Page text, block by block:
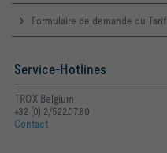
Formulaire de demande du Tarif
Service-Hotlines
TROX Belgium
+32 (0) 2/522.07.80
Contact